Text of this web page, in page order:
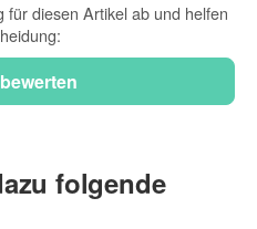
diesen Artikel ab und helfen
folgende